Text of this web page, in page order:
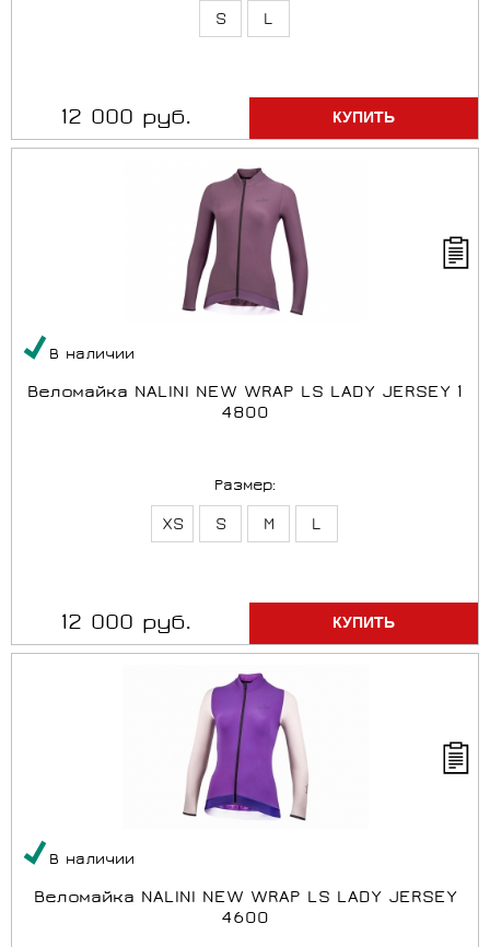
S L
12 000 руб.
В наличии
Веломайка NALINI NEW WRAP LS LADY JERSEY 1
4800
Размер:
XS S M L
12 000 руб.
В наличии
Веломайка NALINI NEW WRAP LS LADY JERSEY
4600